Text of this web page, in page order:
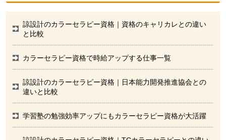
諒設計のカラーセラピー資格｜資格のキャリカレとの違い
と比較
カラーセラピー資格で時給アップする仕事一覧
諒設計のカラーセラピー資格｜日本能力開発推進協会との
違いと比較
学習塾の勉強効率アップにもカラーセラピー資格が大活躍